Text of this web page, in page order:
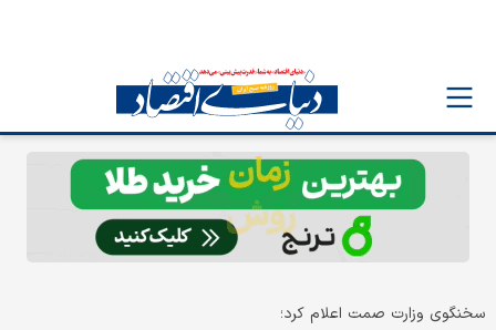
سخنگوی وزارت صمت اعلام کرد؛